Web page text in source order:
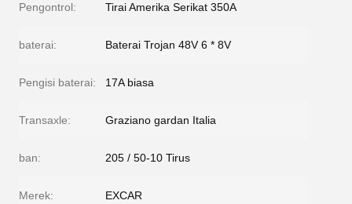
Pengontrol: Tirai Amerika Serikat 350A
baterai: Baterai Trojan 48V 6 * 8V
Pengisi baterai: 17A biasa
Transaxle: Graziano gardan Italia
ban: 205 / 50-10 Tirus
Merek: EXCAR